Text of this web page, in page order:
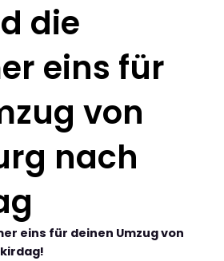
die
eins für
von
nach
eins für deinen Umzug von